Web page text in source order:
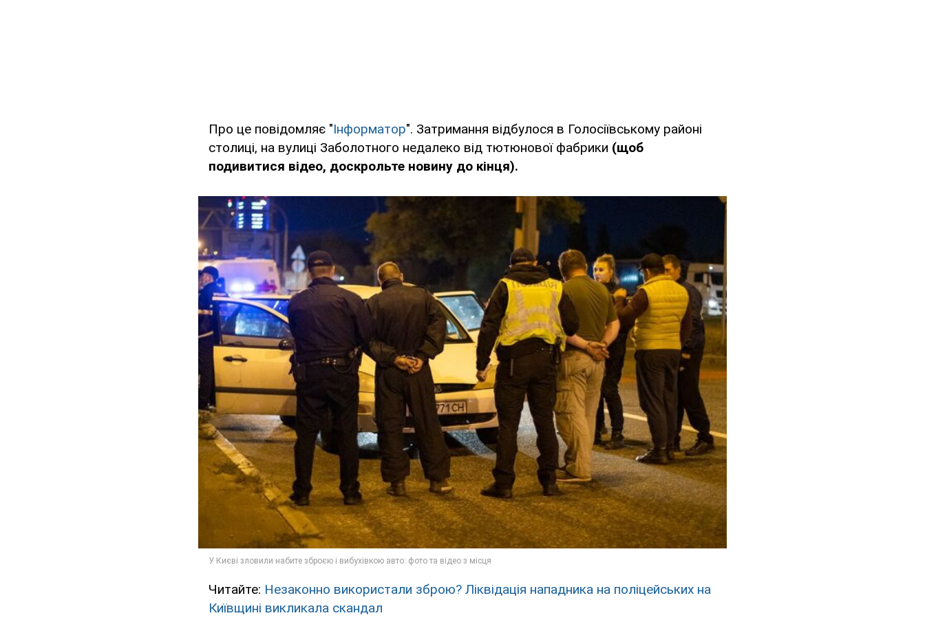
Про це повідомляє "Інформатор". Затримання відбулося в Голосіївському районі
столиці, на вулиці Заболотного недалеко від тютюнової фабрики (щоб
подивитися відео, доскрольте новину до кінця).
Читайте: Незаконно використали зброю? Ліквідація нападника на поліцейських на
Київщині викликала скандал